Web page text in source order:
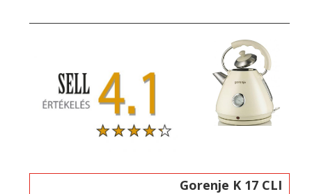
Gorenje K 17 CLI